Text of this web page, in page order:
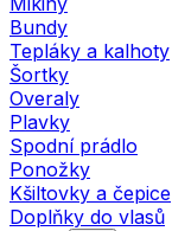
Bundy
Tepláky a kalhoty
Šortky
Overaly
Plavky
Spodní prádlo
Ponožky
Kšiltovky a čepice
Doplňky do vlasů